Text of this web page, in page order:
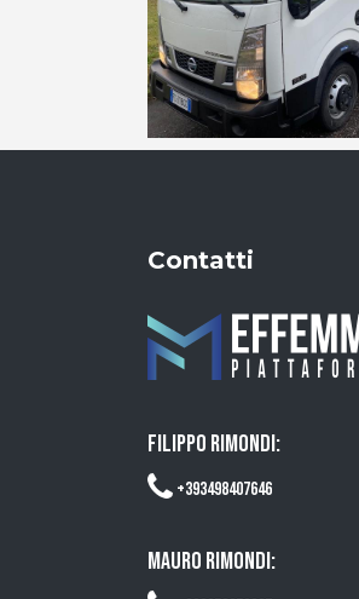
Contatti
FILIPPO RIMONDI:
+393498407646
MAURO RIMONDI: